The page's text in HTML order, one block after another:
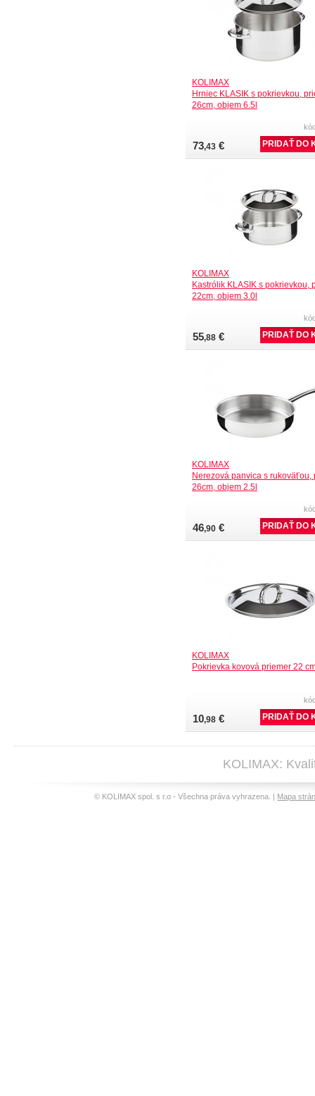
KOLIMAX
Hrniec KLASIK s pokrievkou,
26cm, objem 6.5l
73,43 €
KOLIMAX
Kastrólik KLASIK s pokrievkou,
22cm, objem 3.0l
55,88 €
KOLIMAX
Nerezová panvica s rukoväťou,
26cm, objem 2.5l
46,90 €
KOLIMAX
Pokrievka kovová priemer 22
10,98 €
KOLIMAX:
© KOLIMAX spol. s r.o - Všechna práva vyhrazena. | Mapa